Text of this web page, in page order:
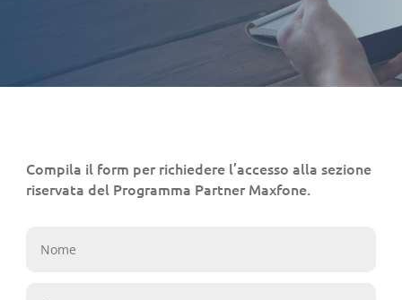
Compila il form per richiedere l’accesso alla sezione
riservata del Programma Partner Maxfone.